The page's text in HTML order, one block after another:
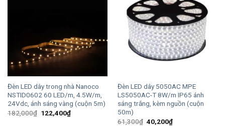
Đèn LED dây trong nhà Nanoco
NSTID0602 60 LED/m, 4.5W/m,
24Vdc, ánh sáng vàng (cuộn 5m)
182,000₫ Giá
122,400₫Giá
hiện
Đèn LED dây 5050AC MPE
LS5050AC-T 8W/m IP65 ánh
sáng trắng, kèm nguồn (cuộn
50m)
61,300₫ Giá
gốc
40,200₫Giá
hiện